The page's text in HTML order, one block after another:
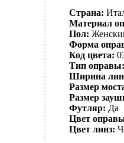
Страна:
Материал
Пол:
Форма
Код цвета:
Тип оправы:
Ширина
Размер
Размер
Футляр: Да
Цвет
Цвет линз: